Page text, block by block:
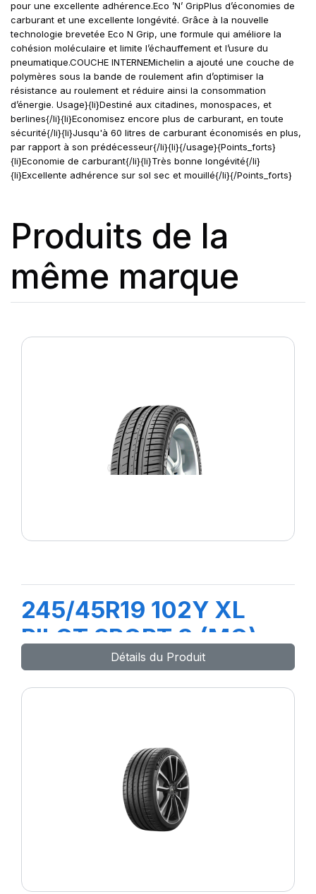
pour une excellente adhérence.Eco ’N’ GripPlus d’économies de
carburant et une excellente longévité. Grâce à la nouvelle
technologie brevetée Eco N Grip, une formule qui améliore la
cohésion moléculaire et limite l’échauffement et l’usure du
pneumatique.COUCHE INTERNEMichelin a ajouté une couche de
polymères sous la bande de roulement afin d’optimiser la
résistance au roulement et réduire ainsi la consommation
d’énergie. Usage}{li}Destiné aux citadines, monospaces, et
berlines{/li}{li}Economisez encore plus de carburant, en toute
sécurité{/li}{li}Jusqu'à 60 litres de carburant économisés en plus,
par rapport à son prédécesseur{/li}{li}{/usage}{Points_forts}
{li}Economie de carburant{/li}{li}Très bonne longévité{/li}
{li}Excellente adhérence sur sol sec et mouillé{/li}{/Points_forts}
Produits de la
même marque
245/45R19 102Y XL
PILOT SPORT 3 (MO)
Détails du Produit